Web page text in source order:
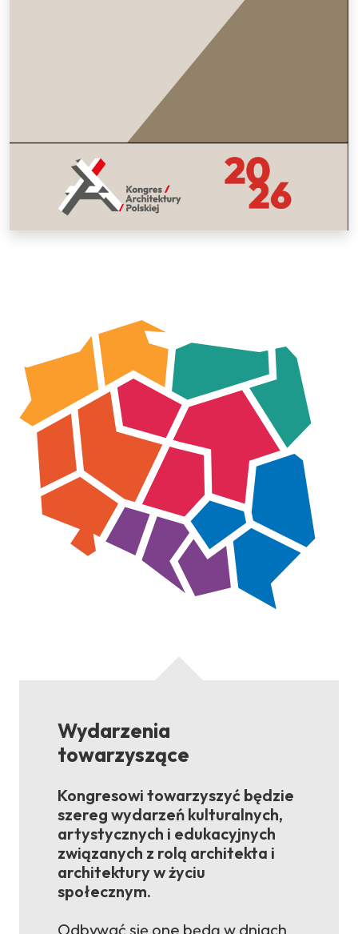
Wydarzenia
towarzyszące
Kongresowi towarzyszyć będzie
szereg wydarzeń kulturalnych,
artystycznych i edukacyjnych
związanych z rolą architekta i
architektury w życiu
społecznym.
Odbywać się one będą w dniach